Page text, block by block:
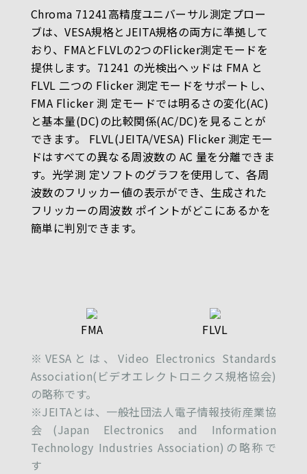
Chroma 71241高精度ユニバーサル測定プロー
ブは、VESA規格とJEITA規格の両方に準拠して
おり、FMAとFLVLの2つのFlicker測定モードを
提供します。71241 の光検出ヘッドは FMA と
FLVL 二つの Flicker 測定モードをサポートし、
FMA Flicker 測 定モードでは明るさの変化(AC)
と基本量(DC)の比較関係(AC/DC)を見ることが
できます。 FLVL(JEITA/VESA) Flicker 測定モー
ドはすべての異なる周波数の AC 量を分離できま
す。光学測 定ソフトのグラフを使用して、各周
波数のフリッカー値の表示ができ、生成された
フリッカーの周波数 ポイントがどこにあるかを
簡単に判別できます。
FMA
FLVL
※VESAとは、Video Electronics Standards
Association(ビデオエレクトロニクス規格協会)
の略称です。
※JEITAとは、一般社団法人電子情報技術産業協
会(Japan Electronics and Information
Technology Industries Association)の略称で
す